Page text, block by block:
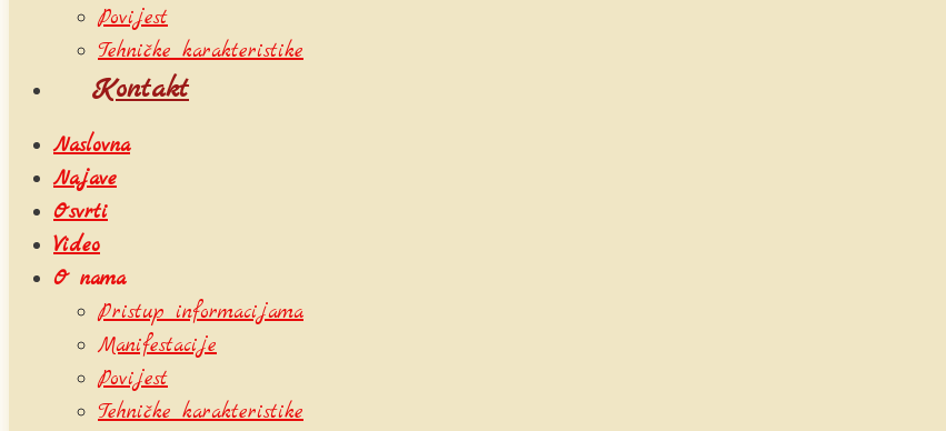
Povijest
Tehničke karakteristike
Kontakt
Naslovna
Najave
Osvrti
Video
O nama
Pristup informacijama
Manifestacije
Povijest
Tehničke karakteristike